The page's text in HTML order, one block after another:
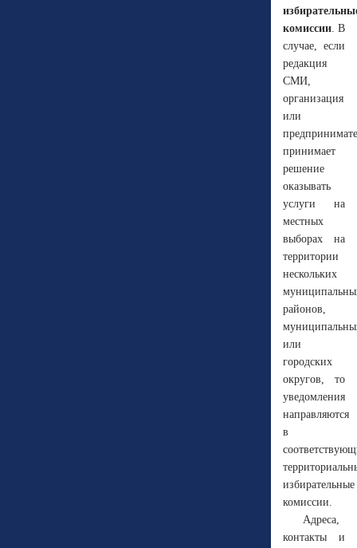
комиссии. В
случае, если
редакция
СМИ,
организация
или
принимает
решение
оказывать
услуги на
местных
выборах на
территории
нескольких
районов,
или
городских
округов, то
уведомления
направляются
в
избирательные
комиссии.
Адреса,
контакты и